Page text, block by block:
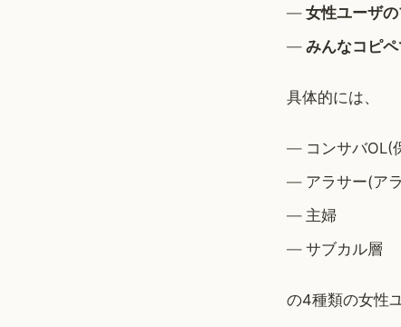
女性ユーザ
みんなコピ
具体的には、
コンサバOL(
アラサー(ア
主婦
サブカル層
の4種類の女性